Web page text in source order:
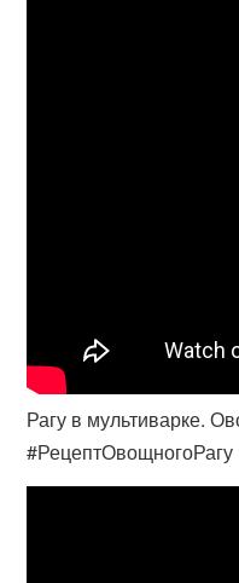
Рагу в мультиварке.
#РецептОвощногоРагу